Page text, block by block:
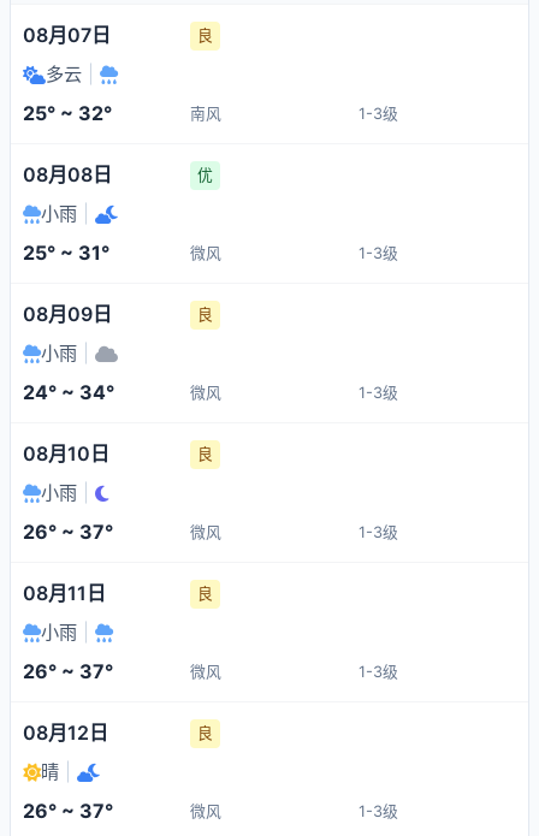
08月07日 良
多云
25° ~ 32° 南风 1-3级
08月08日 优
小雨
25° ~ 31° 微风 1-3级
08月09日 良
小雨
24° ~ 34° 微风 1-3级
08月10日 良
小雨
26° ~ 37° 微风 1-3级
08月11日 良
小雨
26° ~ 37° 微风 1-3级
08月12日 良
晴
26° ~ 37° 微风 1-3级